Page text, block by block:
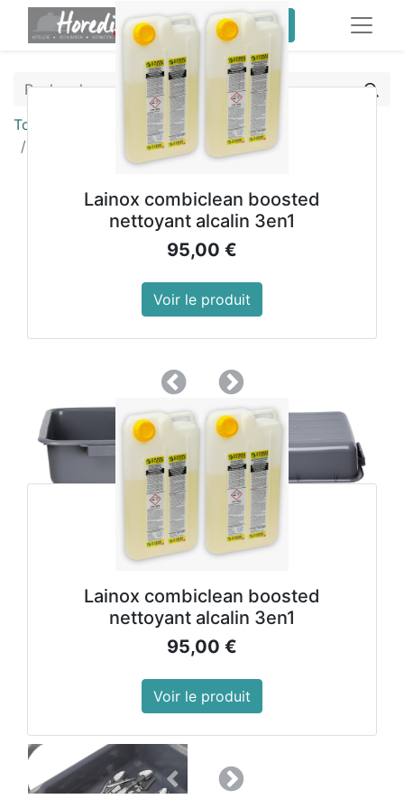
service client pro
Tous les produits
Bac de transport en plastique Vogue
Lainox combiclean boosted
nettoyant alcalin 3en1
95,00 €
Voir le produit
PrécedentSuivant
Lainox combiclean boosted
nettoyant alcalin 3en1
95,00 €
Voir le produit
PrécedentSuivant